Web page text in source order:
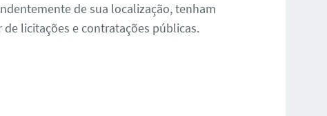
de sua localização, tenham
licitações e contratações públicas.